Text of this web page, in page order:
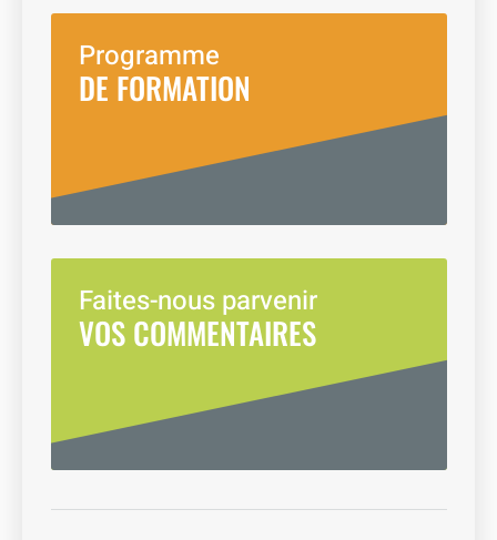
Programme
DE FORMATION
Faites-nous parvenir
VOS COMMENTAIRES